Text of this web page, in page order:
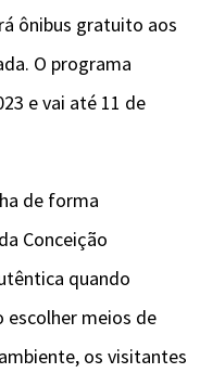
ônibus gratuito aos
O programa
e vai até 11 de
de forma
Conceição
quando
escolher meios de
os visitantes